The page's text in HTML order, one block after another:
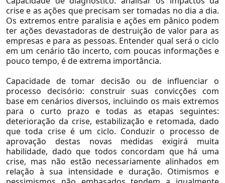
crise e as ações que precisam ser tomadas no dia a dia.
Os extremos entre paralisia e ações em pânico podem
ter ações devastadoras de destruição de valor para as
empresas e para as pessoas. Entender qual será o ciclo
em um cenário tão incerto, com poucas informações e
pouco tempo, é de extrema importância.
Capacidade de tomar decisão ou de influenciar o
processo decisório: construir suas convicções com
base em cenários diversos, incluindo os mais extremos
para o curto prazo e todas as etapas seguintes:
deterioração da crise, estabilização e retomada, dado
que toda crise é um ciclo. Conduzir o processo de
aprovação destas novas medidas exigirá muita
habilidade, dado que todos concordam que há uma
crise, mas não estão necessariamente alinhados em
relação à sua intensidade e duração. Otimismos e